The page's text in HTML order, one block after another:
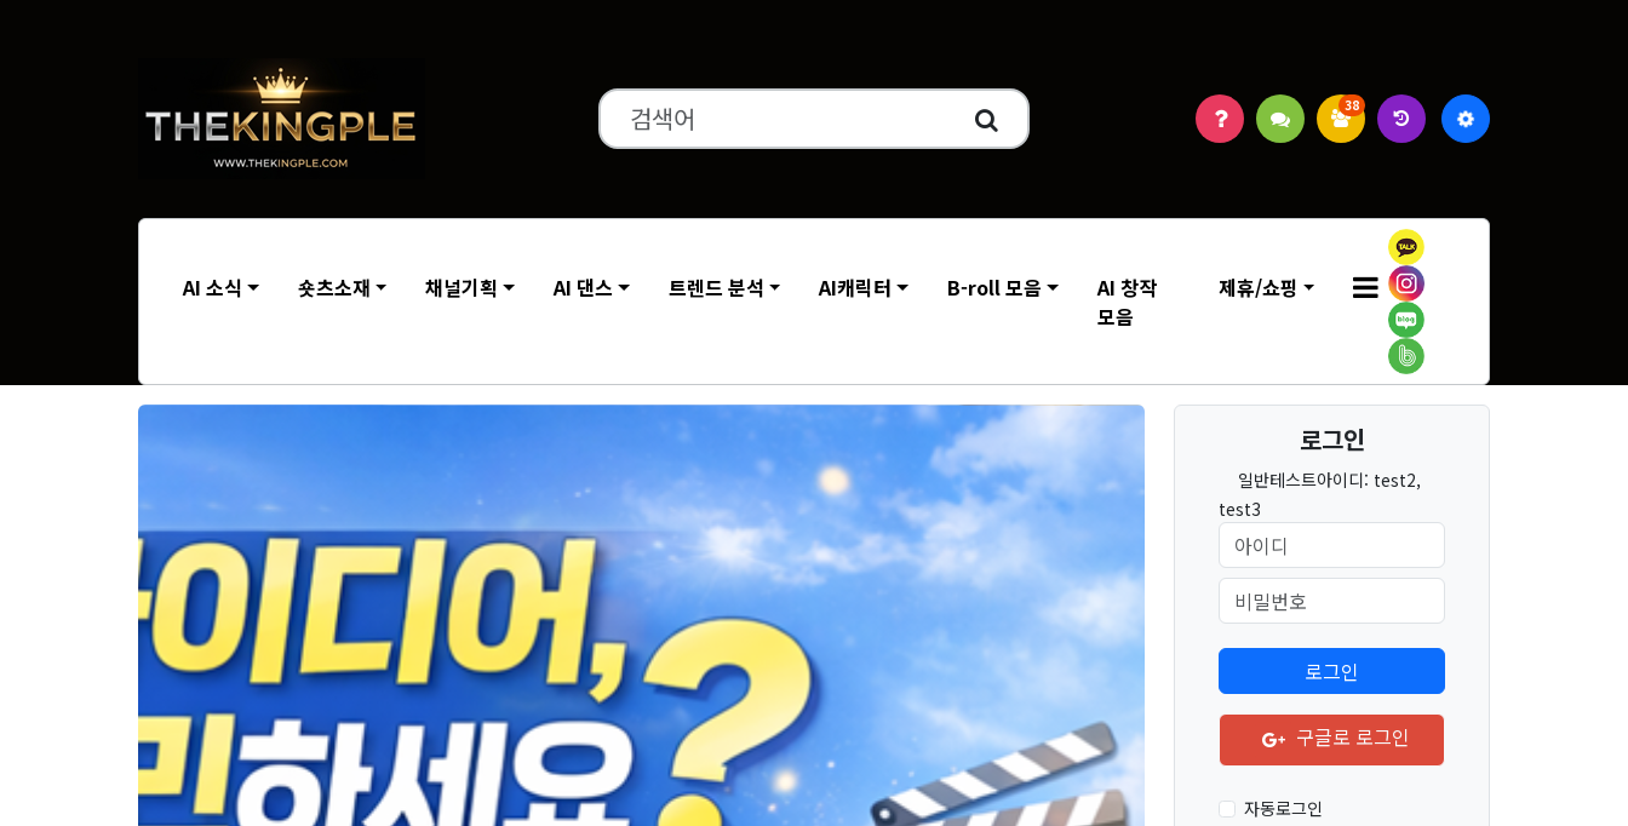
38
AI 소식 숏츠소재 채널기획 AI 댄스 트렌드 분석 AI캐릭터 B-roll 모음
AI 창작
모음
제휴/쇼핑
로그인
일반테스트아이디: test2,
test3
구글로 로그인
자동로그인